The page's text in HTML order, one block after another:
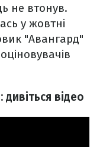
не втонув.
у жовтні
"Авангард"
відео